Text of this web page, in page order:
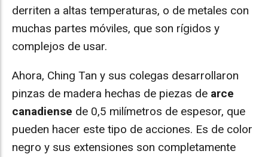
derriten a altas temperaturas, o de metales con
muchas partes móviles, que son rígidos y
complejos de usar.
Ahora, Ching Tan y sus colegas desarrollaron
pinzas de madera hechas de piezas de arce
canadiense de 0,5 milímetros de espesor, que
pueden hacer este tipo de acciones. Es de color
negro y sus extensiones son completamente